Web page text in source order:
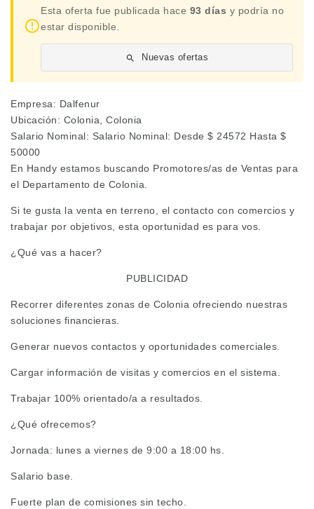
Esta oferta fue publicada hace 93 días y podría no
estar disponible.
Nuevas ofertas
Empresa: Dalfenur
Ubicación: Colonia, Colonia
Salario Nominal: Salario Nominal: Desde $ 24572 Hasta $
50000
En Handy estamos buscando Promotores/as de Ventas para
el Departamento de Colonia.
Si te gusta la venta en terreno, el contacto con comercios y
trabajar por objetivos, esta oportunidad es para vos.
¿Qué vas a hacer?
PUBLICIDAD
Recorrer diferentes zonas de Colonia ofreciendo nuestras
soluciones financieras.
Generar nuevos contactos y oportunidades comerciales.
Cargar información de visitas y comercios en el sistema.
Trabajar 100% orientado/a a resultados.
¿Qué ofrecemos?
Jornada: lunes a viernes de 9:00 a 18:00 hs.
Salario base.
Fuerte plan de comisiones sin techo.